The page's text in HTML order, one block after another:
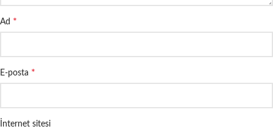
Ad *
E-posta *
İnternet sitesi